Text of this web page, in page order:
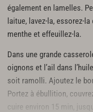
également en lamelles.
laitue, lavez-la, essorez-
menthe et effeuillez-la.
Dans une grande
oignons et l’ail dans
soit ramolli. Ajoutez le
Portez à ébullition,
cuire environ 15 min,